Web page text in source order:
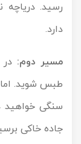
رسید. دریاچه
دارد.
مسیر دوم:
طبس شوید. اما
سنگی خواهید
جاده خاکی